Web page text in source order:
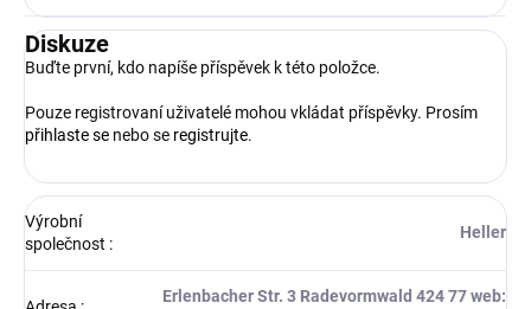
Diskuze
Buďte první, kdo napíše příspěvek k této položce.
Pouze registrovaní uživatelé mohou vkládat příspěvky. Prosím
přihlaste se nebo se registrujte.
Výrobní
společnost :
Heller
Erlenbacher Str. 3 Radevormwald 424 77 web: